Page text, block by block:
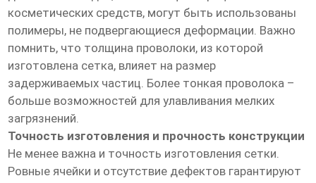
косметических средств, могут быть использованы
полимеры, не подвергающиеся деформации. Важно
помнить, что толщина проволоки, из которой
изготовлена сетка, влияет на размер
задерживаемых частиц. Более тонкая проволока –
больше возможностей для улавливания мелких
загрязнений.
Точность изготовления и прочность конструкции
Не менее важна и точность изготовления сетки.
Ровные ячейки и отсутствие дефектов гарантируют